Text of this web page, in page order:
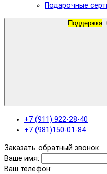
Подарочные
Поддержка
+7 (911) 922-28-40
+7 (981)150-01-84
Заказать обратный звонок
Ваше имя:
Ваш телефон: